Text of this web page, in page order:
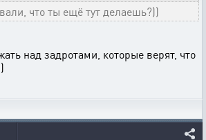
вали, что ты ещё тут делаешь?))
над задротами, которые верят, что